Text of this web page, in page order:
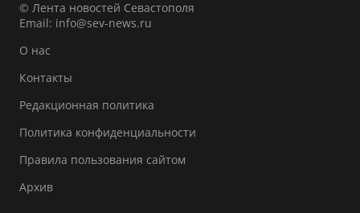
© Лента новостей Севастополя
Email: info@sev-news.ru
О нас
Контакты
Редакционная политика
Политика конфиденциальности
Правила пользования сайтом
Архив